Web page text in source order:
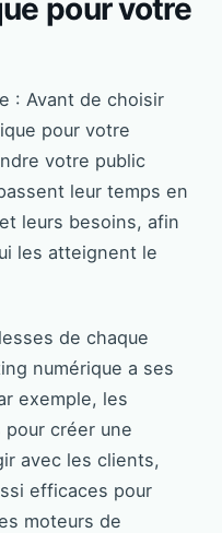
pour votre
: Avant de choisir
pour votre
votre public
leur temps en
leurs besoins, afin
les atteignent le
de chaque
numérique a ses
exemple, les
créer une
avec les clients,
efficaces pour
moteurs de